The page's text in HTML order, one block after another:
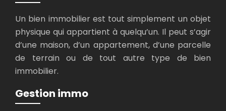
Un bien immobilier est tout simplement un objet
physique qui appartient à quelqu’un. Il peut s’agir
d’une maison, d’un appartement, d’une parcelle
de terrain ou de tout autre type de bien
immobilier.
Gestion immo